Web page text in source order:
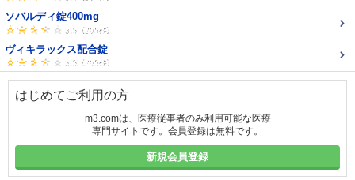
ソバルディ錠400mg
ヴィキラックス配合錠
はじめてご利用の方
m3.comは、医療従事者のみ利用可能な医療
専門サイトです。会員登録は無料です。
新規会員登録